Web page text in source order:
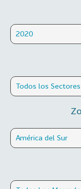
2020
Todos los Sectores
América del Sur